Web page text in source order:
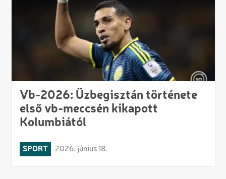
Vb-2026: Üzbegisztán története
első vb-meccsén kikapott
Kolumbiától
SPORT 2026. június 18.